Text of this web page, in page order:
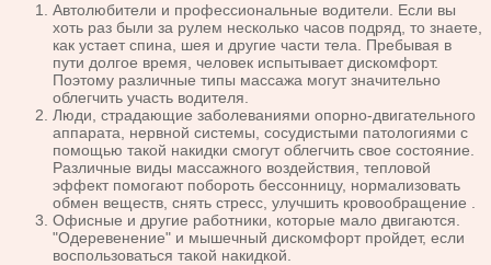
Автолюбители и профессиональные водители. Если вы
хоть раз были за рулем несколько часов подряд, то знаете,
как устает спина, шея и другие части тела. Пребывая в
пути долгое время, человек испытывает дискомфорт.
Поэтому различные типы массажа могут значительно
облегчить участь водителя.
Люди, страдающие заболеваниями опорно-двигательного
аппарата, нервной системы, сосудистыми патологиями с
помощью такой накидки смогут облегчить свое состояние.
Различные виды массажного воздействия, тепловой
эффект помогают побороть бессонницу, нормализовать
обмен веществ, снять стресс, улучшить кровообращение .
Офисные и другие работники, которые мало двигаются.
"Одеревенение" и мышечный дискомфорт пройдет, если
воспользоваться такой накидкой.